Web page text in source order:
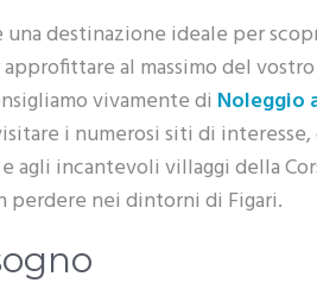
destinazione ideale per
al massimo del
vivamente di Noleggio
i numerosi siti di interesse,
agli incantevoli villaggi della
perdere nei dintorni di Figari.